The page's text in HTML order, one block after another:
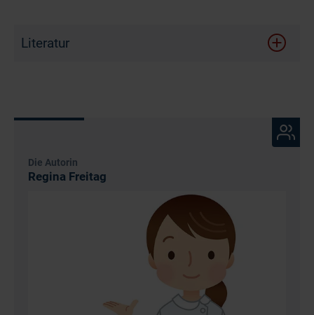
Literatur
Die Autorin
Regina Freitag